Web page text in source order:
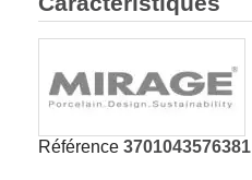
Référence 3701043576381